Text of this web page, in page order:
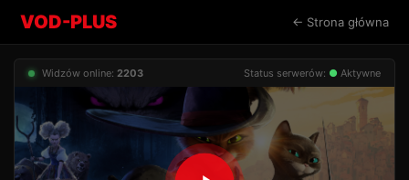
VOD-PLUS ← Strona główna
Widzów online: 2203 Status serwerów: ● Aktywne